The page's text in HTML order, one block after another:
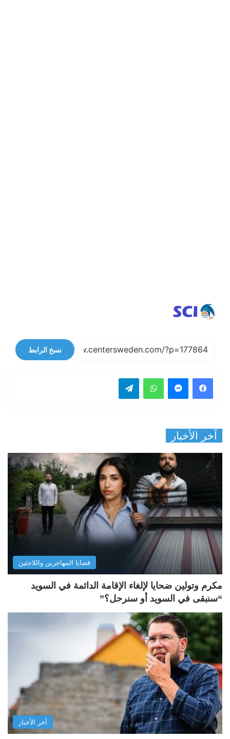
نسخ الرابط
فيسبوك واتساب
آخر الأخبار
قضايا المهاجرين واللاجئين
مكرم وتولين ضحايا لإلغاء الإقامة الدائمة في السويد
“سنبقى في السويد أو سنرحل؟”
آخر الأخبار